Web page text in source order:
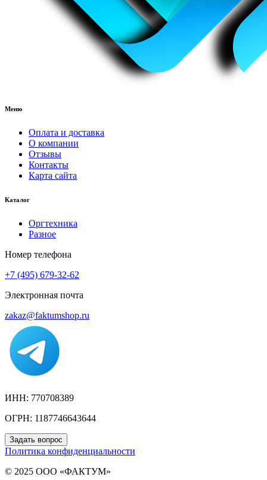
Меню
Оплата и доставка
О компании
Отзывы
Контакты
Карта сайта
Каталог
Оргтехника
Разное
Номер телефона
+7 (495) 679-32-62
Электронная почта
zakaz@faktumshop.ru
ИНН: 770708389
ОГРН: 1187746643644
Задать вопрос
Политика конфиденциальности
© 2025 ООО «ФАКТУМ»